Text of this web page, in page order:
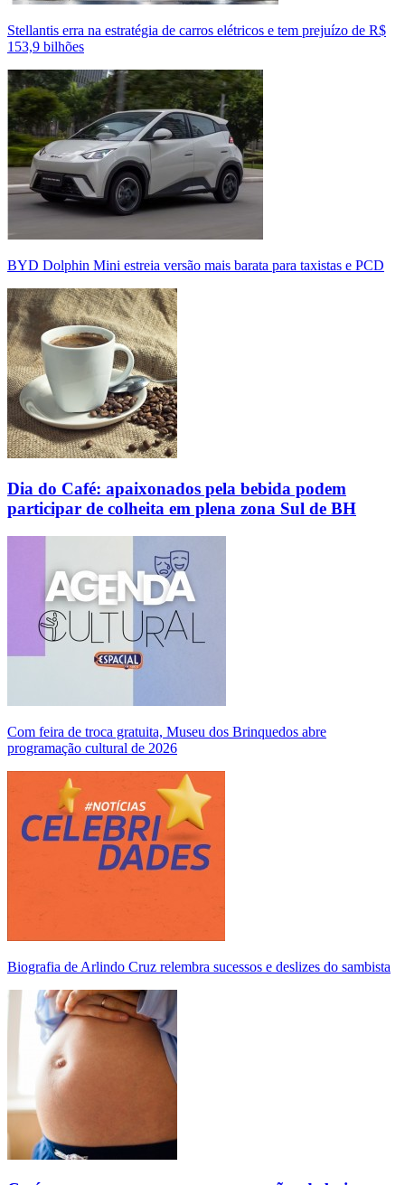
Stellantis erra na estratégia de carros elétricos e tem prejuízo de R$
153,9 bilhões
BYD Dolphin Mini estreia versão mais barata para taxistas e PCD
Dia do Café: apaixonados pela bebida podem
participar de colheita em plena zona Sul de BH
Com feira de troca gratuita, Museu dos Brinquedos abre
programação cultural de 2026
Biografia de Arlindo Cruz relembra sucessos e deslizes do sambista